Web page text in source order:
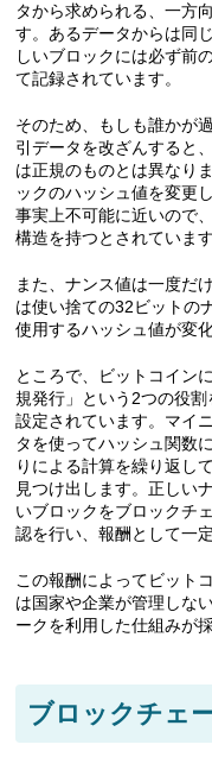
タから求められる、一方
す。あるデータからは同
しいブロックには必ず前
て記録されています。
そのため、もしも誰かが
引データを改ざんすると
は正規のものとは異なり
ックのハッシュ値を変更
事実上不可能に近いので
構造を持つとされています
また、ナンス値は一度だ
は使い捨ての32ビットの
使用するハッシュ値が変化
ところで、ビットコイン
規発行」という2つの役
設定されています。マイ
タを使ってハッシュ関数
りによる計算を繰り返し
見つけ出します。正しい
いブロックをブロックチ
認を行い、報酬として一
この報酬によってビット
は国家や企業が管理しな
ークを利用した仕組みが
ブロックチェ